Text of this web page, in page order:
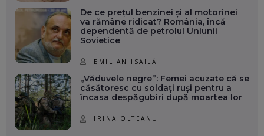
De ce prețul benzinei și al motorinei
va rămâne ridicat? România, încă
dependentă de petrolul Uniunii
Sovietice
EMILIAN ISAILĂ
„Văduvele negre”: Femei acuzate că se
căsătoresc cu soldați ruși pentru a
încasa despăgubiri după moartea lor
IRINA OLTEANU